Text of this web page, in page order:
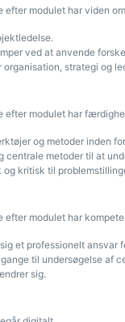
efter modulet har viden
ved at anvende
strategi og
efter modulet har
og metoder inden
metoder til at
kritisk til
efter modulet har
et professionelt ansvar
til undersøgelse af
sig.